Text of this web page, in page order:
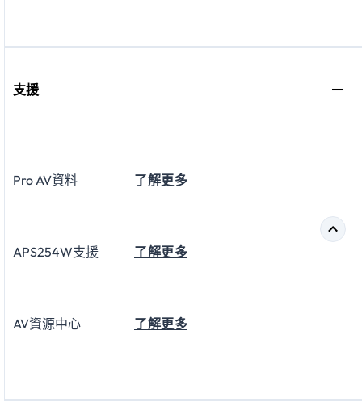
支援
Pro AV資料 了解更多
APS254W支援 了解更多
AV資源中心 了解更多